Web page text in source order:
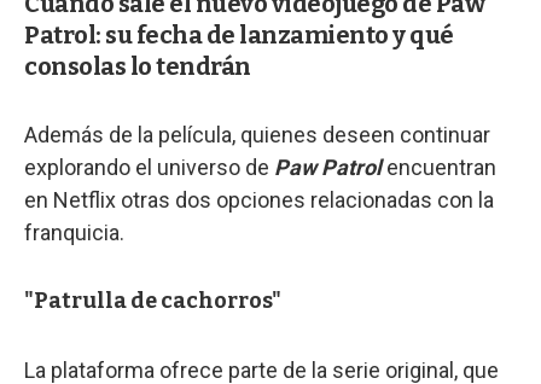
Patrol: su fecha de lanzamiento y qué
consolas lo tendrán
Además de la película, quienes deseen continuar
explorando el universo de Paw Patrolencuentran
en Netflix otras dos opciones relacionadas con la
franquicia.
"Patrulla de cachorros"
La plataforma ofrece parte de la serie original, que